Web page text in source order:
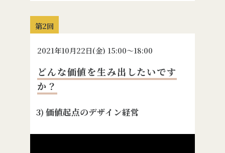
第2回
2021年10月22日(金) 15:00〜18:00
どんな価値を生み出したいです
か？
3) 価値起点のデザイン経営